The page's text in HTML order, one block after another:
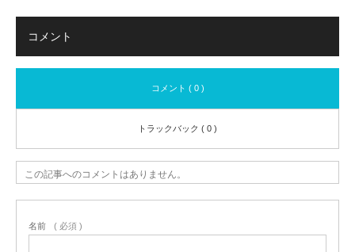
コメント
コメント ( 0 )
トラックバック ( 0 )
この記事へのコメントはありません。
名前 ( 必須 )